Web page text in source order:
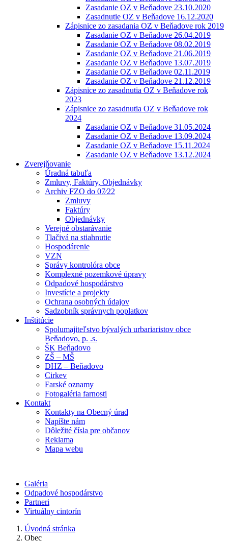
Zasadanie OZ v Beňadove 23.10.2020
Zasadnutie OZ v Beňadove 16.12.2020
Zápisnice zo zasadania OZ v Beňadove rok 2019
Zasadanie OZ v Beňadove 26.04.2019
Zasadanie OZ v Beňadove 08.02.2019
Zasadanie OZ v Beňadove 21.06.2019
Zasadanie OZ v Beňadove 13.07.2019
Zasadanie OZ v Beňadove 02.11.2019
Zasadanie OZ v Beňadove 21.12.2019
Zápisnice zo zasadnutia OZ v Beňadove rok
2023
Zápisnice zo zasadnutia OZ v Beňadove rok
2024
Zasadanie OZ v Beňadove 31.05.2024
Zasadanie OZ v Beňadove 13.09.2024
Zasadanie OZ v Beňadove 15.11.2024
Zasadanie OZ v Beňadove 13.12.2024
Zverejňovanie
Úradná tabuľa
Zmluvy, Faktúry, Objednávky
Archiv FZO do 07⁄22
Zmluvy
Faktúry
Objednávky
Verejné obstarávanie
Tlačivá na stiahnutie
Hospodárenie
VZN
Správy kontrolóra obce
Komplexné pozemkové úpravy
Odpadové hospodárstvo
Investície a projekty
Ochrana osobných údajov
Sadzobník správnych poplatkov
Inštitúcie
Spolumajiteľstvo bývalých urbariaristov obce
Beňadovo, p. .s.
ŠK Beňadovo
ZŠ – MŠ
DHZ – Beňadovo
Cirkev
Farské oznamy
Fotogaléria farnosti
Kontakt
Kontakty na Obecný úrad
Napíšte nám
Dôležité čísla pre občanov
Reklama
Mapa webu
Galéria
Odpadové hospodárstvo
Partneri
Virtuálny cintorín
Úvodná stránka
Obec